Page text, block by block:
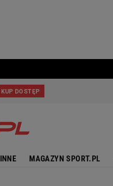
INNE MAGAZYN SPORT.PL